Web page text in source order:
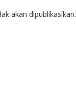
akan dipublikasikan.